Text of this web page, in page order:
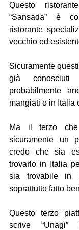
Questo
“Sansada” è
ristorante
vecchio ed
Sicuramente
già
probabilmente
mangiati o in Italia
Ma il terzo
sicuramente un
credo che sia
trovarlo in Italia
sia trovabile in
soprattutto fatto
Questo terzo
scrive